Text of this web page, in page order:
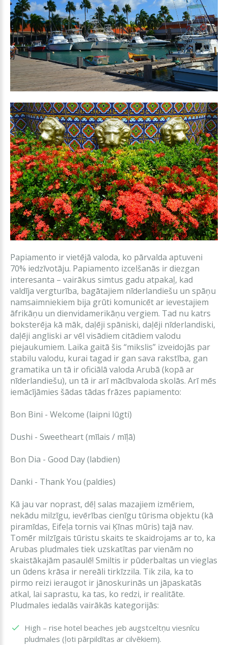
Papiamento ir vietējā valoda, ko pārvalda aptuveni
70% iedzīvotāju. Papiamento izcelšanās ir diezgan
interesanta – vairākus simtus gadu atpakaļ, kad
valdīja vergturība, bagātajiem nīderlandiešu un spāņu
namsaimniekiem bija grūti komunicēt ar ievestajiem
āfrikāņu un dienvidamerikāņu vergiem. Tad nu katrs
boksterēja kā māk, daļēji spāniski, daļēji nīderlandiski,
daļēji angliski ar vēl visādiem citādiem valodu
piejaukumiem. Laika gaitā šis “mikslis” izveidojās par
stabilu valodu, kurai tagad ir gan sava rakstība, gan
gramatika un tā ir oficiālā valoda Arubā (kopā ar
nīderlandiešu), un tā ir arī mācībvaloda skolās. Arī mēs
iemācījāmies šādas tādas frāzes papiamento:
Bon Bini - Welcome (laipni lūgti)
Dushi - Sweetheart (mīlais / mīļā)
Bon Dia - Good Day (labdien)
Danki - Thank You (paldies)
Kā jau var noprast, dēļ salas mazajiem izmēriem,
nekādu milzīgu, ievērības cienīgu tūrisma objektu (kā
piramīdas, Eifeļa tornis vai Ķīnas mūris) tajā nav.
Tomēr milzīgais tūristu skaits te skaidrojams ar to, ka
Arubas pludmales tiek uzskatītas par vienām no
skaistākajām pasaulē! Smiltis ir pūderbaltas un vieglas
un ūdens krāsa ir nereāli tirkīzzila. Tik zila, ka to
pirmo reizi ieraugot ir jānoskurinās un jāpaskatās
atkal, lai saprastu, ka tas, ko redzi, ir realitāte.
Pludmales iedalās vairākās kategorijās:
High – rise hotel beaches jeb augstceltņu viesnīcu
pludmales (ļoti pārpildītas ar cilvēkiem).